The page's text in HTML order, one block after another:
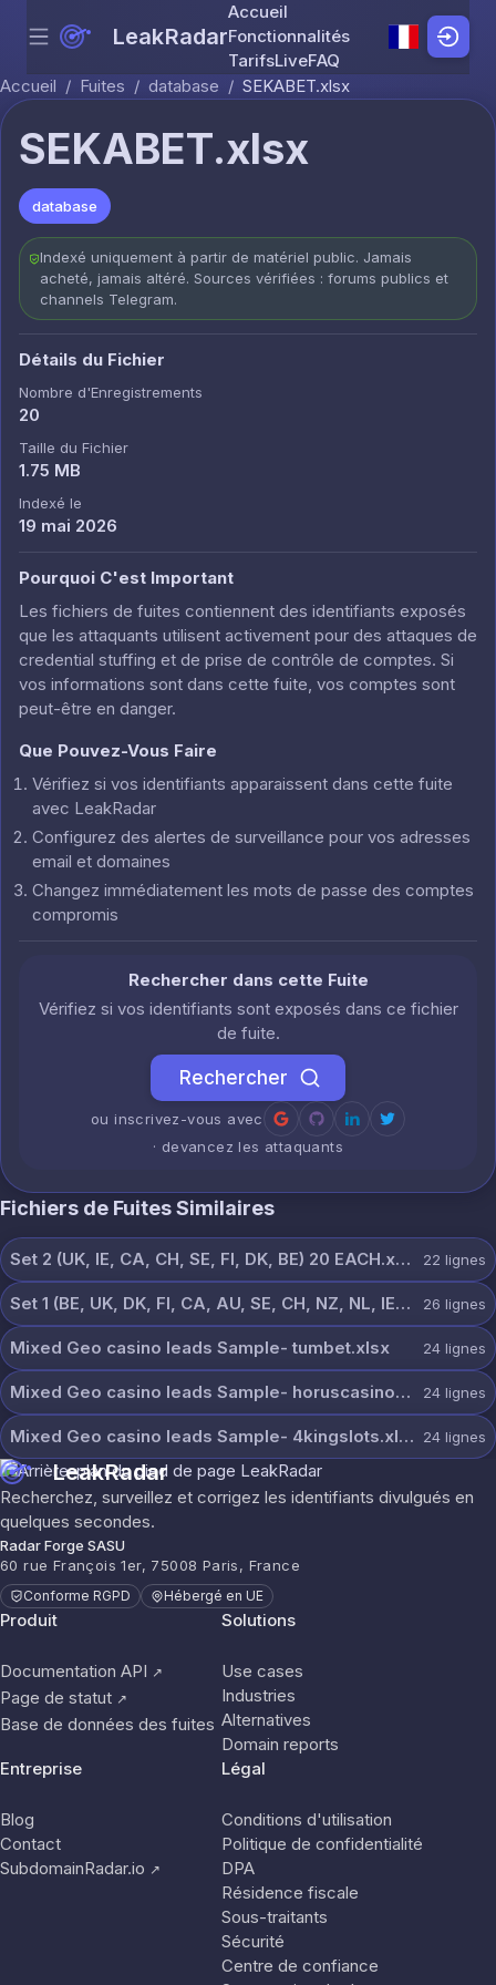
Skip to content
Menu LeakRadar
Accueil
Fonctionnalités
TarifsLiveFAQ
Accueil / Fuites / database / SEKABET.xlsx
SEKABET.xlsx
database
Indexé uniquement à partir de matériel public. Jamais
acheté, jamais altéré. Sources vérifiées : forums publics et
channels Telegram.
Détails du Fichier
Nombre d'Enregistrements
20
Taille du Fichier
1.75 MB
Indexé le
19 mai 2026
Pourquoi C'est Important
Les fichiers de fuites contiennent des identifiants exposés
que les attaquants utilisent activement pour des attaques de
credential stuffing et de prise de contrôle de comptes. Si
vos informations sont dans cette fuite, vos comptes sont
peut-être en danger.
Que Pouvez-Vous Faire
Vérifiez si vos identifiants apparaissent dans cette fuite
avec LeakRadar
Configurez des alertes de surveillance pour vos adresses
email et domaines
Changez immédiatement les mots de passe des comptes
compromis
Rechercher dans cette Fuite
Vérifiez si vos identifiants sont exposés dans ce fichier
de fuite.
Rechercher
ou inscrivez-vous avec
· devancez les attaquants
Fichiers de Fuites Similaires
Set 2 (UK, IE, CA, CH, SE, FI, DK, BE) 20 EACH.xlsx 22 lignes
Set 1 (BE, UK, DK, FI, CA, AU, SE, CH, NZ, NL, IE) 20 each.xlsx 26 lignes
Mixed Geo casino leads Sample- tumbet.xlsx 24 lignes
Mixed Geo casino leads Sample- horuscasino.xlsx 24 lignes
Mixed Geo casino leads Sample- 4kingslots.xlsx 24 lignes
LeakRadar
Recherchez, surveillez et corrigez les identifiants divulgués en
quelques secondes.
Radar Forge SASU
60 rue François 1er, 75008 Paris, France
Conforme RGPD Hébergé en UE
Produit
Documentation API ↗
Page de statut ↗
Base de données des fuites
Solutions
Use cases
Industries
Alternatives
Domain reports
Entreprise
Blog
Contact
SubdomainRadar.io ↗
Légal
Conditions d'utilisation
Politique de confidentialité
DPA
Résidence fiscale
Sous-traitants
Sécurité
Centre de confiance